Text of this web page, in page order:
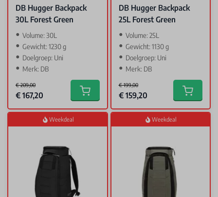
DB Hugger Backpack
30L Forest Green
Volume: 30L
Gewicht: 1230 g
Doelgroep: Uni
Merk: DB
€ 209,00
Special Price
€ 167,20 Add to cart
DB Hugger Backpack
25L Forest Green
Volume: 25L
Gewicht: 1130 g
Doelgroep: Uni
Merk: DB
€ 199,00
Special Price
€ 159,20 Add to
Weekdeal Weekdeal